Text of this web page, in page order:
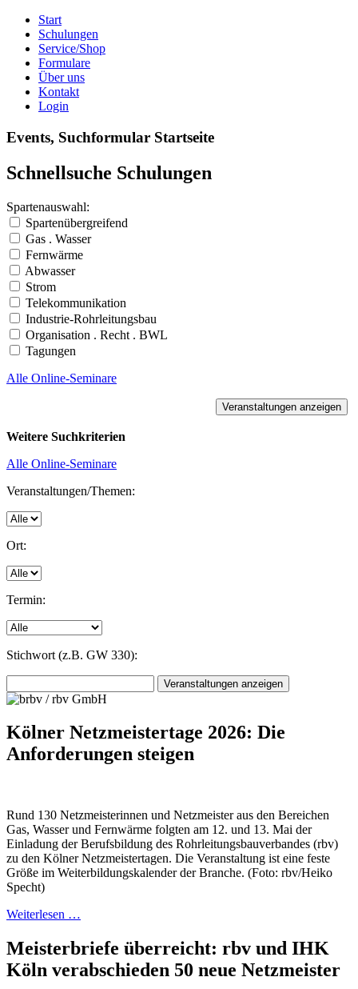
Start
Schulungen
Service/Shop
Formulare
Über uns
Kontakt
Login
Events, Suchformular Startseite
Schnellsuche Schulungen
Spartenauswahl:
Spartenübergreifend
Gas . Wasser
Fernwärme
Abwasser
Strom
Telekommunikation
Industrie-Rohrleitungsbau
Organisation . Recht . BWL
Tagungen
Alle Online-Seminare
Weitere Suchkriterien
Alle Online-Seminare
Veranstaltungen/Themen:
Ort:
Termin:
Stichwort (z.B. GW 330):
Kölner Netzmeistertage 2026: Die
Anforderungen steigen
Rund 130 Netzmeisterinnen und Netzmeister aus den Bereichen
Gas, Wasser und Fernwärme folgten am 12. und 13. Mai der
Einladung der Berufsbildung des Rohrleitungsbauverbandes (rbv)
zu den Kölner Netzmeistertagen. Die Veranstaltung ist eine feste
Größe im Weiterbildungskalender der Branche. (Foto: rbv/Heiko
Specht)
Weiterlesen …
Meisterbriefe überreicht: rbv und IHK
Köln verabschieden 50 neue Netzmeister